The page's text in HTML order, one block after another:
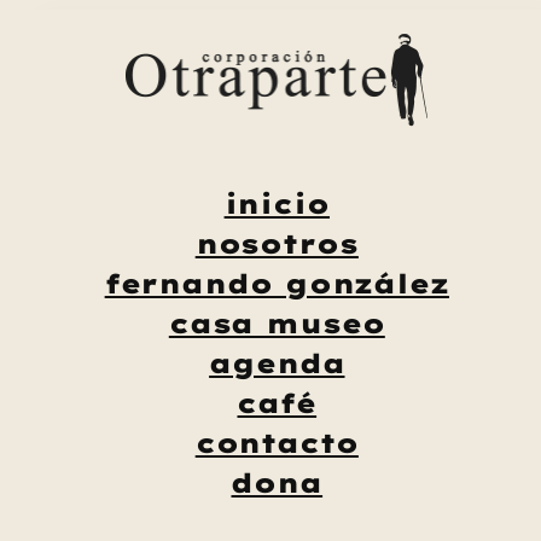
inicio
nosotros
fernando gonzález
casa museo
agenda
café
contacto
dona